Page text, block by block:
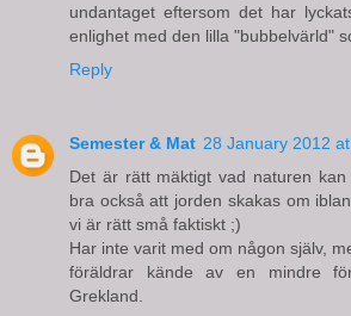
undantaget eftersom det har
enlighet med den lilla "bubbelvärld"
Reply
Semester & Mat 28 January 2012 at
Det är rätt mäktigt vad naturen
bra också att jorden skakas om
vi är rätt små faktiskt ;)
Har inte varit med om någon själv,
föräldrar kände av en mindre
Grekland.